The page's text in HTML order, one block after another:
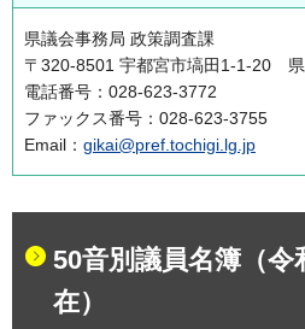
県議会事務局 政策調査課
〒320-8501 宇都宮市塙田1-1-20
電話番号：028-623-3772
ファックス番号：028-623-3755
Email： gikai@pref.tochigi.lg.jp
50音別議員名簿（令
在）